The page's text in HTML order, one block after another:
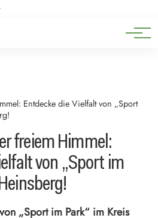
Entdecke die Vielfalt von „Sport
freiem Himmel:
von „Sport im
„Sport im Park“ im Kreis